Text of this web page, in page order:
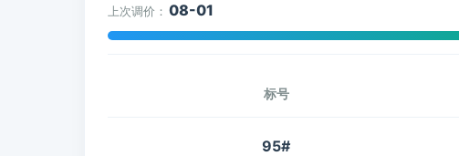
上次调价： 08-01
标号
95#